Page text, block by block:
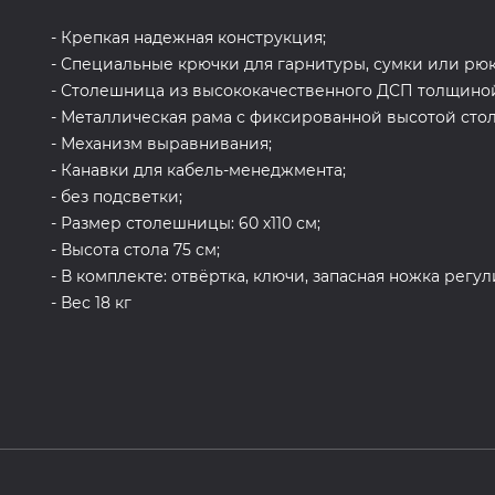
- Крепкая надежная конструкция;
- Специальные крючки для гарнитуры, сумки или
- Столешница из высококачественного ДСП
- Металлическая рама с фиксированной высотой
- Механизм выравнивания;
- Канавки для кабель-менеджмента;
- без подсветки;
- Размер столешницы: 60 х110 см;
- Высота стола 75 см;
- В комплекте: отвёртка, ключи, запасная ножка
- Вес 18 кг